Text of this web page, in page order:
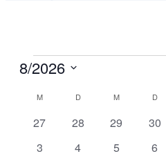
Veranstaltungen
8/2026
wählen.
Kalender
von
M MONTAGDDIENSTAG
M MITTWOCH
D
0
27
0
28
0
29
0
30
0
3
0
4
0
5
0
6